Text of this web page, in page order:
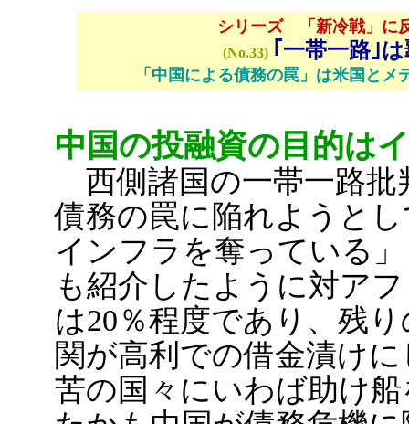
シリーズ 「新冷戦」に
(No.33) ｢一帯一路｣
「中国による債務の罠」は米国と
中国の投融資の目的は
西側諸国の一帯一路批
債務の罠に陥れようと
インフラを奪っている
も紹介したように対ア
は20％程度であり、残
関が高利での借金漬け
苦の国々にいわば助け